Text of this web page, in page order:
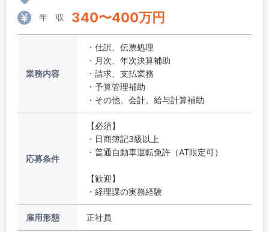
年 収 340〜400万円
業務内容
・仕訳、伝票処理
・月次、年次決算補助
・請求、支払業務
・予算管理補助
・その他、会計、給与計算補助
応募条件
【必須】
・日商簿記3級以上
・普通自動車運転免許（AT限定可）
【歓迎】
・経理課の実務経験
雇用形態 正社員